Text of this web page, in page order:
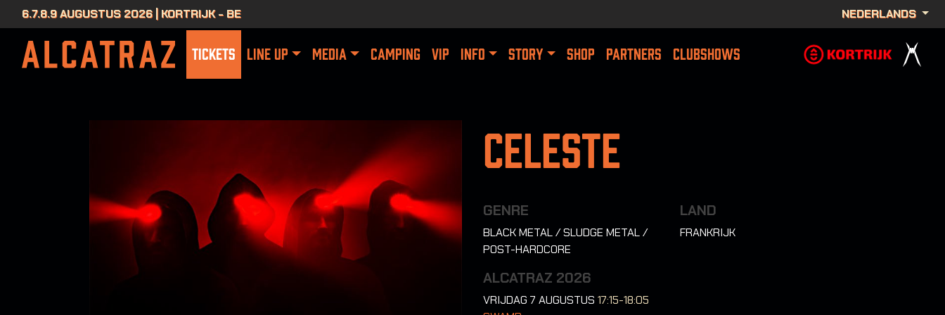
6.7.8.9 AUGUSTUS 2026 | KORTRIJK - BE NEDERLANDS
TICKETS LINE UP MEDIA CAMPING VIP INFO STORY SHOP PARTNERS CLUBSHOWS
Celeste
GENRE
BLACK METAL / SLUDGE METAL /
POST-HARDCORE
LAND
FRANKRIJK
ALCATRAZ 2026
VRIJDAG 7 AUGUSTUS 17:15-18:05